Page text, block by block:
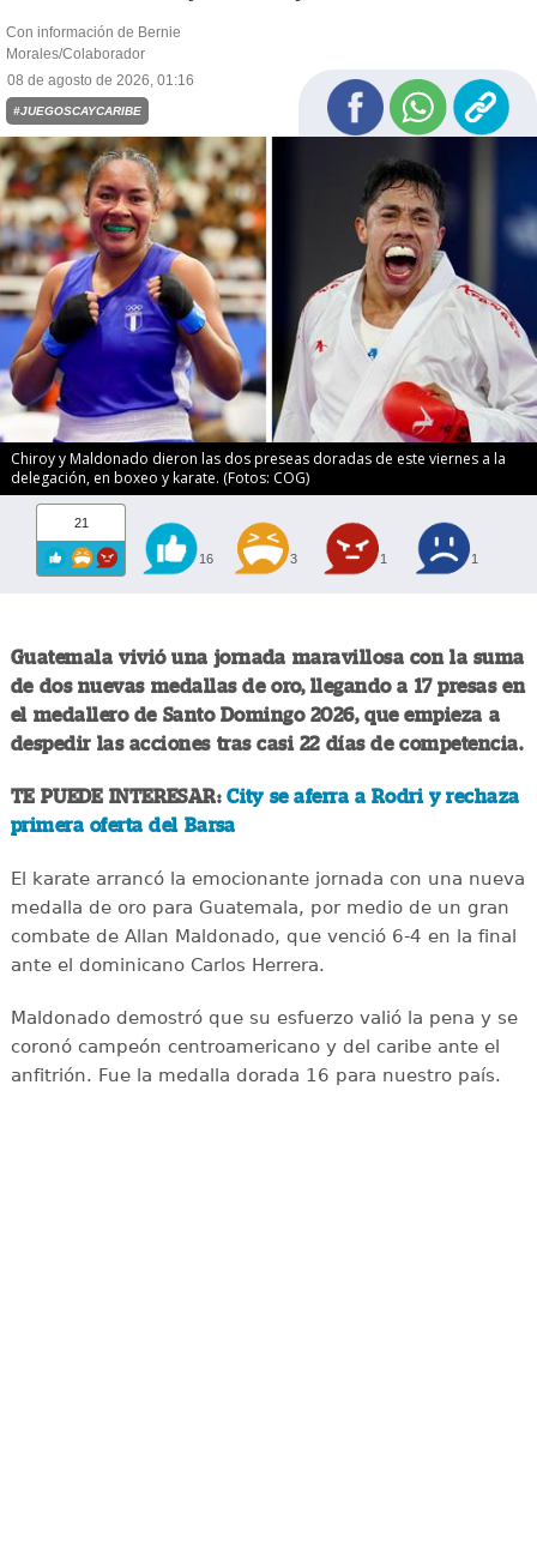
Con información de Bernie
Morales/Colaborador
08 de agosto de 2026, 01:16
#JUEGOSCAYCARIBE
Chiroy y Maldonado dieron las dos preseas doradas de este viernes a la
delegación, en boxeo y karate. (Fotos: COG)
21
16 3 1 1
Guatemala vivió una jornada maravillosa con la suma
de dos nuevas medallas de oro, llegando a 17 presas en
el medallero de Santo Domingo 2026, que empieza a
despedir las acciones tras casi 22 días de competencia.
TE PUEDE INTERESAR:City se aferra a Rodri y rechaza
primera oferta del Barsa
El karate arrancó la emocionante jornada con una nueva
medalla de oro para Guatemala, por medio de un gran
combate de Allan Maldonado, que venció 6-4 en la final
ante el dominicano Carlos Herrera.
Maldonado demostró que su esfuerzo valió la pena y se
coronó campeón centroamericano y del caribe ante el
anfitrión. Fue la medalla dorada 16 para nuestro país.